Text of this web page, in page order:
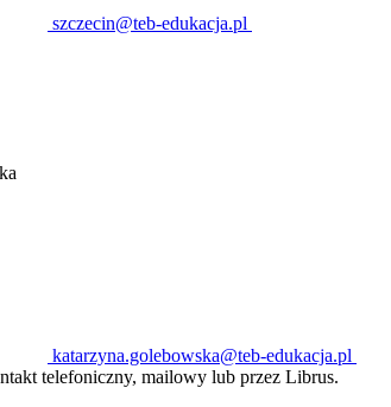
szczecin@teb-edukacja.pl
katarzyna.golebowska@teb-edukacja.pl
telefoniczny, mailowy lub przez Librus.